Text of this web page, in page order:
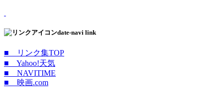
date-navi link
■ リンク集TOP
■ Yahoo!天気
■ NAVITIME
■ 映画.com